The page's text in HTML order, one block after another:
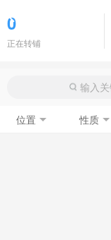
0
正在转铺
位置 性质